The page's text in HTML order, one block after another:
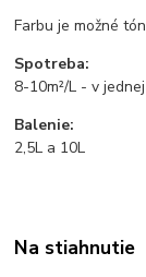
Farbu je možné
Spotreba:
8-10m²/L - v
Balenie:
2,5L a 10L
Na stiahnutie